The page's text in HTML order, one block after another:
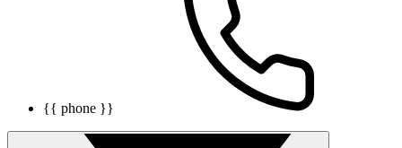
{{ phone }}